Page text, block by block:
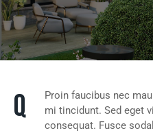
Q
Proin faucibus nec
mi tincidunt. Sed eget
consequat. Fusce